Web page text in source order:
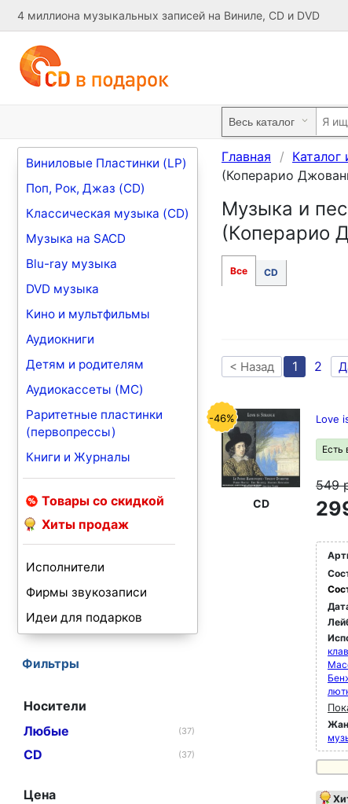
4 миллиона музыкальных записей на Виниле, CD и DVD
Виниловые Пластинки (LP)
Поп, Рок, Джаз (CD)
Классическая музыка (CD)
Музыка на SACD
Blu-ray музыка
DVD музыка
Кино и мультфильмы
Аудиокниги
Детям и родителям
Аудиокассеты (MC)
Раритетные пластинки
(первопрессы)
Книги и Журналы
Товары со скидкой
Хиты продаж
Исполнители
Фирмы звукозаписи
Идеи для подарков
Фильтры
Носители
Любые
(37)
CD (37)
Цена
Главная Каталог
(Коперарио
Музыка и
(Коперарио
Все CD
< Назад 1 2
-46%
CD
Love
Есть
549